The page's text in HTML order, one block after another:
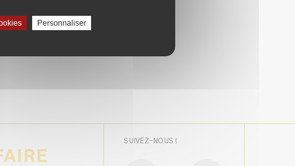
SUIVEZ-NOUS !
Personnaliser